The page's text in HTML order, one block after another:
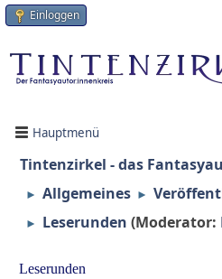
Einloggen
Hauptmenü
Tintenzirkel - das
► Allgemeines ►
► Leserunden (Moderator:
Leserunden